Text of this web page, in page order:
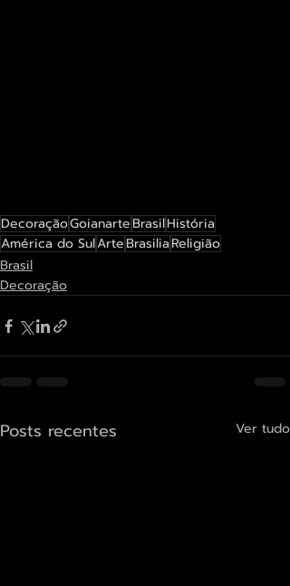
DecoraçãoGoianarteBrasilHistória
América do SulArteBrasiliaReligião
Brasil
Decoração
Posts recentes Ver tudo